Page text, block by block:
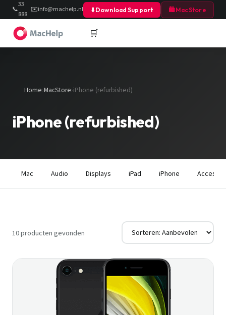
📞
33
888
40
✉️info@machelp.nl ⬇Download Support 🛍 MacStore
🛒
Home›MacStore›iPhone (refurbished)
iPhone (refurbished)
Mac Audio Displays iPad iPhone
10 producten gevonden